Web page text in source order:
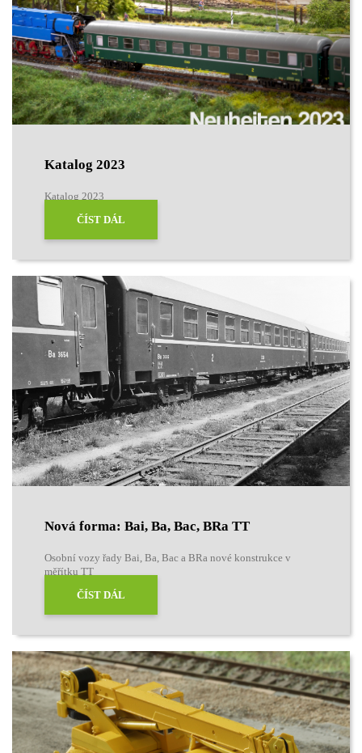
Katalog 2023
Katalog 2023
ČÍST DÁL
Nová forma: Bai, Ba, Bac, BRa TT
Osobní vozy řady Bai, Ba, Bac a BRa nové konstrukce v
měřítku TT
ČÍST DÁLPřidáno do košíku
Pokračovat v nákupu Dokončit objednávku